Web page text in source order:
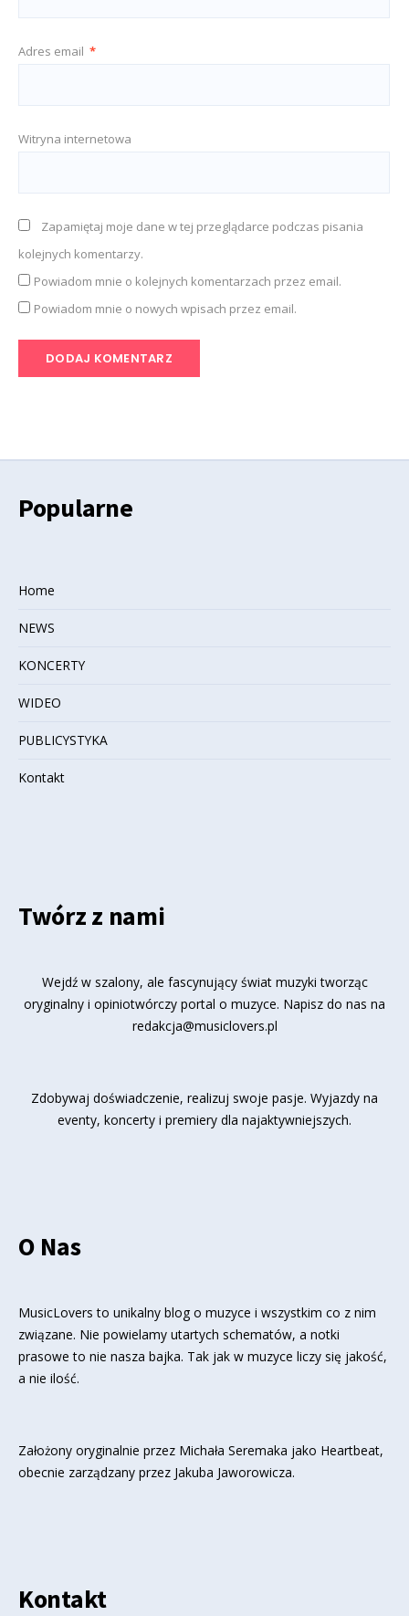
Adres email *
Witryna internetowa
Zapamiętaj moje dane w tej przeglądarce podczas pisania
kolejnych komentarzy.
Powiadom mnie o kolejnych komentarzach przez email.
Powiadom mnie o nowych wpisach przez email.
Popularne
Home
NEWS
KONCERTY
WIDEO
PUBLICYSTYKA
Kontakt
Twórz z nami
Wejdź w szalony, ale fascynujący świat muzyki tworząc
oryginalny i opiniotwórczy portal o muzyce. Napisz do nas na
redakcja@musiclovers.pl
Zdobywaj doświadczenie, realizuj swoje pasje. Wyjazdy na
eventy, koncerty i premiery dla najaktywniejszych.
O Nas
MusicLovers to unikalny blog o muzyce i wszystkim co z nim
związane. Nie powielamy utartych schematów, a notki
prasowe to nie nasza bajka. Tak jak w muzyce liczy się jakość,
a nie ilość.
Założony oryginalnie przez Michała Seremaka jako Heartbeat,
obecnie zarządzany przez Jakuba Jaworowicza.
Kontakt